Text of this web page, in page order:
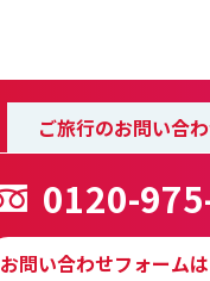
ご旅行のお問い合
0120-
お問い合わせフォーム